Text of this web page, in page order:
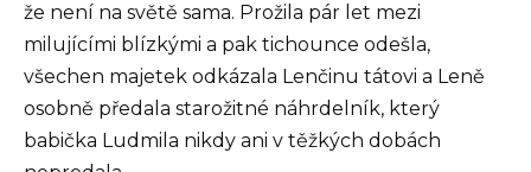
že není na světě sama. Prožila pár let mezi
milujícími blízkými a pak tichounce odešla,
všechen majetek odkázala Lenčinu tátovi a Leně
osobně předala starožitné náhrdelník, který
babička Ludmila nikdy ani v těžkých dobách